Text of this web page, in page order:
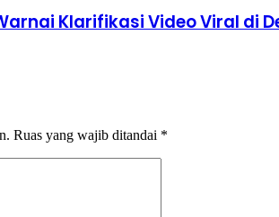
Klarifikasi Video Viral di
Ruas yang wajib ditandai *